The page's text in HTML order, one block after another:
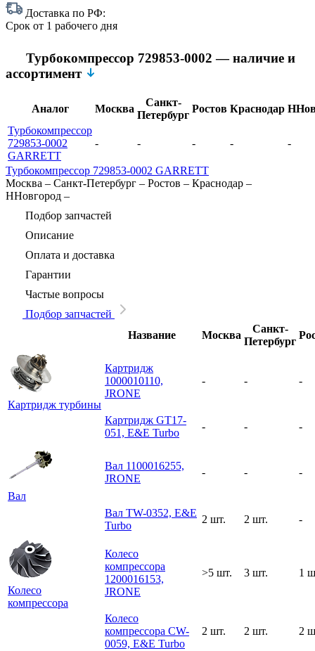
Доставка по РФ:
Срок от 1 рабочего дня
Турбокомпрессор 729853-0002 — наличие и
ассортимент
Аналог Москва
Санкт-
Петербург
Ростов Краснодар
Турбокомпрессор
729853-0002
GARRETT
- - - - -
Турбокомпрессор 729853-0002 GARRETT
Москва – Санкт-Петербург – Ростов – Краснодар –
ННовгород –
Подбор запчастей
Описание
Оплата и доставка
Гарантии
Частые вопросы
Подбор запчастей
Название
Москва
Санкт-
Петербург
Картридж турбины
Картридж
1000010110,
JRONE
- - -
Картридж GT17-
051, E&E Turbo
- - -
Вал
Вал 1100016255,
JRONE
- - -
Вал TW-0352, E&E
Turbo
2 шт. 2 шт. -
Колесо
компрессора
Колесо
компрессора
1200016153,
JRONE
>5 шт. 3 шт. 1
Колесо
компрессора CW-
0059, E&E Turbo
2 шт. 2 шт. 2